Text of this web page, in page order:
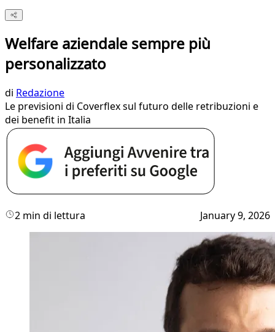
Welfare aziendale sempre più
personalizzato
di Redazione
Le previsioni di Coverflex sul futuro delle retribuzioni e
dei benefit in Italia
2 min di lettura January 9, 2026